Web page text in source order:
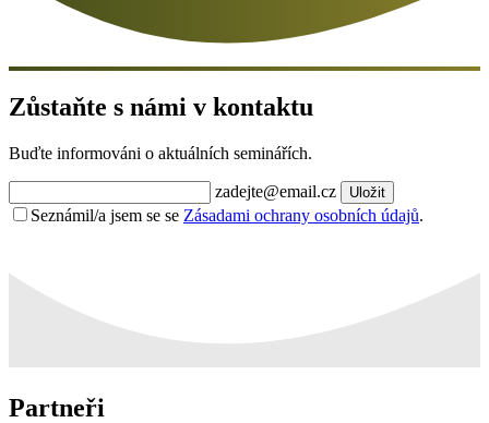
Zůstaňte s námi v kontaktu
Buďte informováni o aktuálních seminářích.
zadejte@email.cz Uložit
Seznámil/a jsem se se Zásadami ochrany osobních údajů.
Partneři